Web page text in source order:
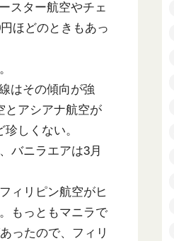
スター航空やチェ
ほどのときもあっ
はその傾向が強
とアシアナ航空が
しくない。
バニラエアは3月
ィリピン航空がヒ
もっともマニラで
ったので、フィリ